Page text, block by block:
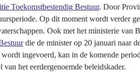
Toekomstbestendig Bestuur. Door
Op dit moment wordt verder
Ook met het ministerie van
die de minister op 20 januari naar
ingevoerd, kan in de komende
het eerdergenoemde beleidskader.